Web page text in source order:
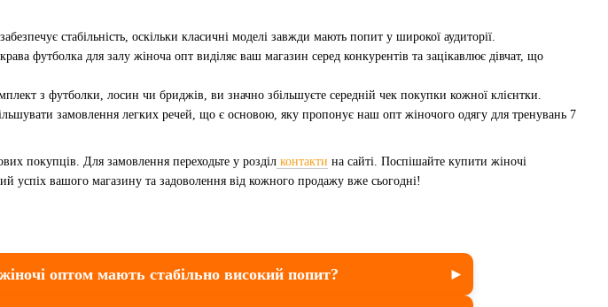
стабільність, оскільки класичні моделі завжди мають попит у широкої аудиторії.
футболка для залу жіноча опт виділяє ваш магазин серед конкурентів та зацікавлює дівчат, що
з футболки, лосин чи бриджів, ви значно збільшуєте середній чек покупки кожної клієнтки.
замовлення легких речей, що є основою, яку пропонує наш опт жіночого одягу для тренувань 7
покупців. Для замовлення переходьте у розділ контакти на сайті. Поспішайте купити жіночі
успіх вашого магазину та задоволення від кожного продажу вже сьогодні!
оптом мають стабільно високий попит?